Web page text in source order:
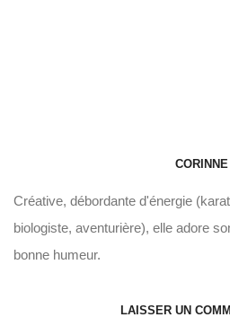
CORINNE
Créative, débordante d'énergie
biologiste, aventurière), elle adore
bonne humeur.
LAISSER UN